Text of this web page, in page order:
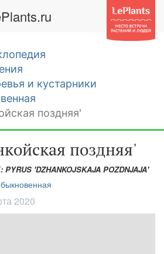
и кустарники
поздняя'
поздняя'
'DZHANKOJSKAJA POZDNJAJA'
2020